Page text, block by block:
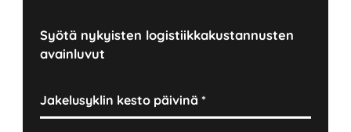
Syötä nykyisten logistiikkakustannusten
avainluvut
Jakelusyklin kesto päivinä*